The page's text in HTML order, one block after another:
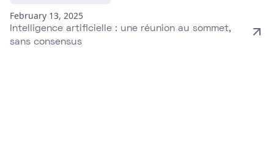
February 13, 2025
Intelligence artificielle : une réunion au sommet,
sans consensus